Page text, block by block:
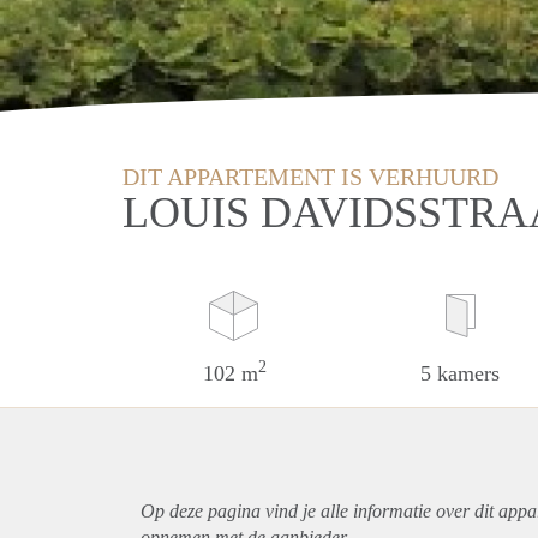
DIT APPARTEMENT IS VERHUURD
LOUIS
102 m2 5 kamers
Op deze pagina vind je alle informatie over dit